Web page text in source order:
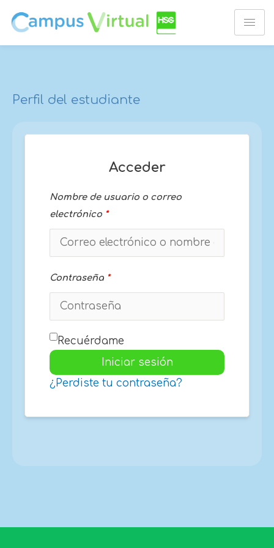
Perfil del estudiante
Acceder
Nombre de usuario o correo
electrónico *
Contraseña *
Recuérdame
Iniciar sesión
¿Perdiste tu contraseña?